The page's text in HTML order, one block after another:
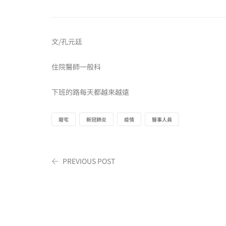
文/孔元廷
住院醫師一般科
下班的路每天都越來越遠
廢宅 新冠肺炎 疫情 醫事人員
PREVIOUS POST